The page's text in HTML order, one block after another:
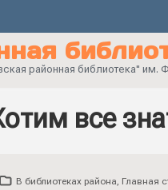
районная библиотека"
все
В библиотеках района, Главная